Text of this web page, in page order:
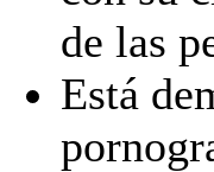
de las
Está